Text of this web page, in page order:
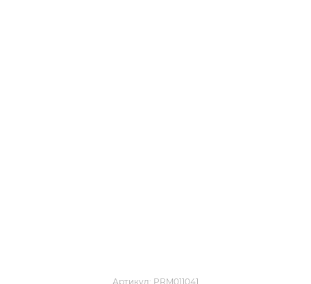
Артикул: PRM011041